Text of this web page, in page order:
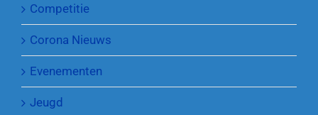
Competitie
Corona Nieuws
Evenementen
Jeugd